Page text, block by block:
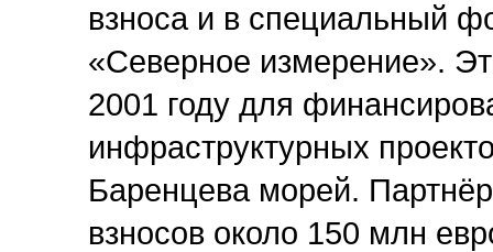
взноса и в специальный
«Северное измерение».
2001 году для
инфраструктурных
Баренцева морей.
взносов около 150 млн